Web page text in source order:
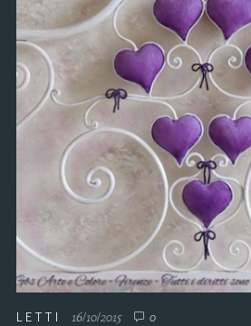
LETTI 16/10/2015 0